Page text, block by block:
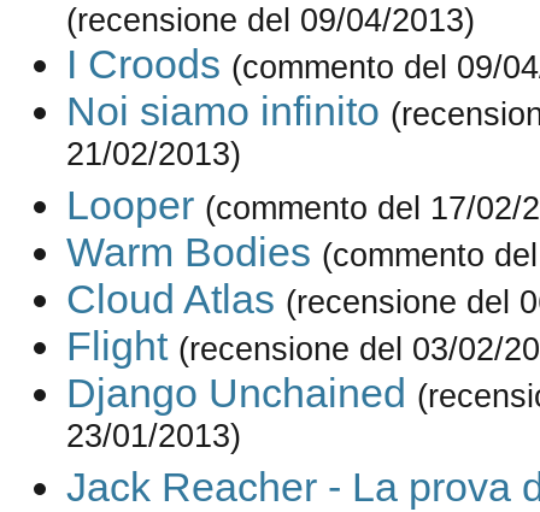
(recensione del 09/04/2013)
I Croods (commento del 09/
Noi siamo infinito
21/02/2013)
Looper (commento del 17/02/
Warm Bodies (commento
Cloud Atlas (recensione del
Flight (recensione del 03/02/
Django Unchained
23/01/2013)
Jack Reacher - La prova